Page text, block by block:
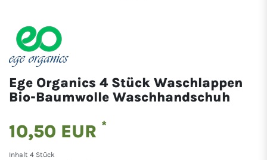
Ege Organics 4 Stück Waschlappen
Bio-Baumwolle Waschhandschuh
10,50 EUR *
Inhalt 4 Stück